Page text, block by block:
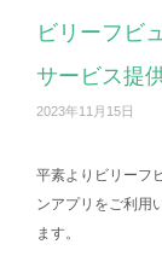
ビリーフビ
サービス提
2023年11月15日
平素よりビリーフ
ンアプリをご利用
ます。